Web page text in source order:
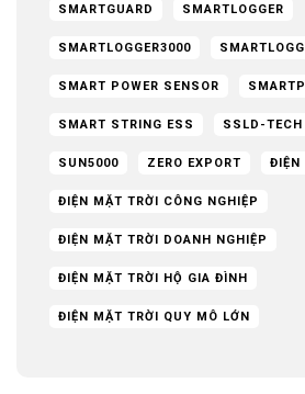
SMARTGUARD SMARTLOGGER
SMARTLOGGER3000
SMART POWER SENSOR
SMART STRING ESS SSLD-TECH
SUN5000 ZERO EXPORT ĐIỆN
ĐIỆN MẶT TRỜI CÔNG NGHIỆP
ĐIỆN MẶT TRỜI DOANH NGHIỆP
ĐIỆN MẶT TRỜI HỘ GIA ĐÌNH
ĐIỆN MẶT TRỜI QUY MÔ LỚN